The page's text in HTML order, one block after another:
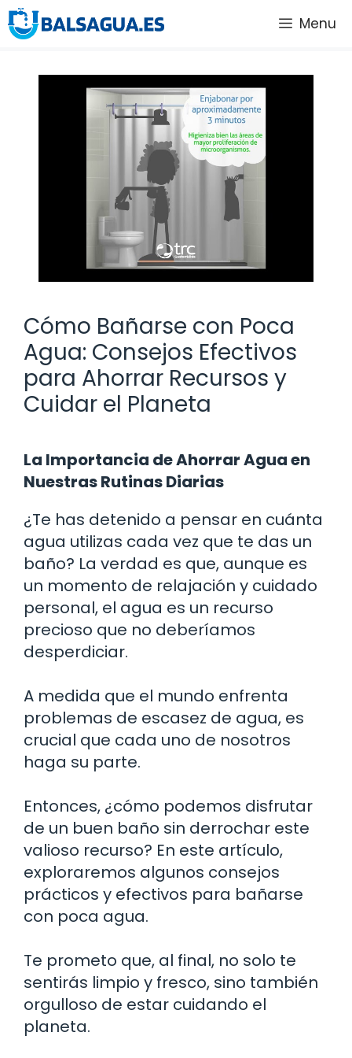
Saltar
al
Menu
Cómo Bañarse con Poca
Agua: Consejos Efectivos
para Ahorrar Recursos y
Cuidar el Planeta
La Importancia de Ahorrar Agua en
Nuestras Rutinas Diarias
¿Te has detenido a pensar en cuánta
agua utilizas cada vez que te das un
baño? La verdad es que, aunque es
un momento de relajación y cuidado
personal, el agua es un recurso
precioso que no deberíamos
desperdiciar.
A medida que el mundo enfrenta
problemas de escasez de agua, es
crucial que cada uno de nosotros
haga su parte.
Entonces, ¿cómo podemos disfrutar
de un buen baño sin derrochar este
valioso recurso? En este artículo,
exploraremos algunos consejos
prácticos y efectivos para bañarse
con poca agua.
Te prometo que, al final, no solo te
sentirás limpio y fresco, sino también
orgulloso de estar cuidando el
planeta.